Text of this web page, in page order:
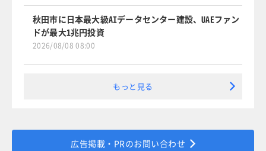
秋田市に日本最大級AIデータセンター建設、UAEファン
ドが最大1兆円投資
2026/08/08 08:00
もっと見る
広告掲載・PRのお問い合わせ